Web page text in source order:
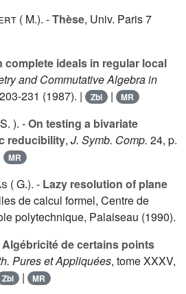
( M.). -Thèse, Univ. Paris7
complete ideals in regular local
and Commutative Algebra in
231 (1987). | Zbl | MR
). -On testing a bivariate
reducibility, J. Symb. Comp. 24, p.
MR
( G.). - Lazy resolution of plane
de calcul formel, Centre de
polytechnique, Palaiseau (1990).
Algébricité de certains points
Pures et Appliquées, tomeXXXV,
Zbl | MR